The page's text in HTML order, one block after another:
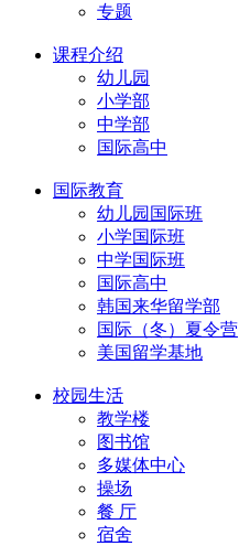
专题
课程介绍
幼儿园
小学部
中学部
国际高中
国际教育
幼儿园国际班
小学国际班
中学国际班
国际高中
韩国来华留学部
国际（冬）夏令营
美国留学基地
校园生活
教学楼
图书馆
多媒体中心
操场
餐 厅
宿舍